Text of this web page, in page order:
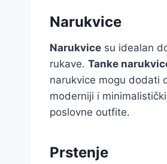
Narukvice
Narukvice su idealan
rukave. Tanke
narukvice mogu dodati
moderniji i
poslovne outfite.
Prstenje